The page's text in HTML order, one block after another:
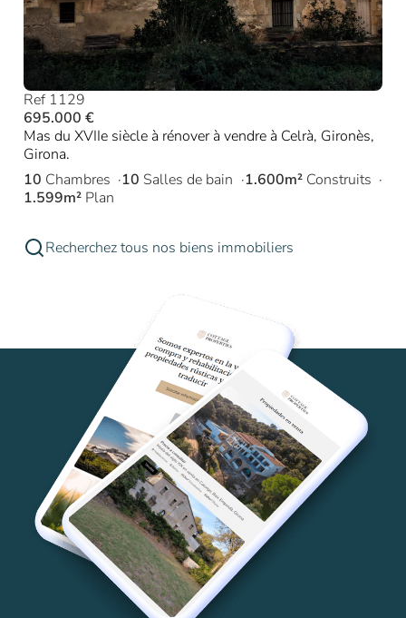
Ref 1129
695.000 €
Mas du XVIIe siècle à rénover à vendre à Celrà, Gironès,
Girona.
10 Chambres 10 Salles de bain 1.600m² Construits
1.599m² Plan
Recherchez tous nos biens immobiliers